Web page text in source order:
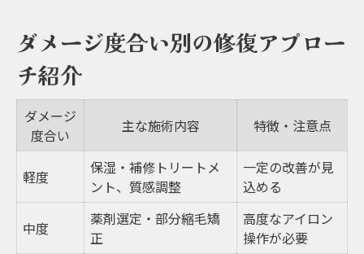
ダメージ度合い別の修復アプロー
チ紹介
ダメージ
度合い
主な施術内容 特徴・注意点
軽度
保湿・補修トリートメ
ント、質感調整
一定の改善が見
込める
中度
薬剤選定・部分縮毛矯
正
高度なアイロン
操作が必要